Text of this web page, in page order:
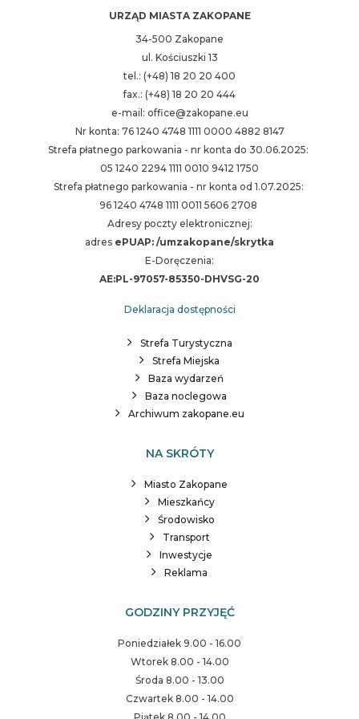
URZĄD MIASTA ZAKOPANE
34-500 Zakopane
ul. Kościuszki 13
tel.: (+48) 18 20 20 400
fax.: (+48) 18 20 20 444
e-mail: office@zakopane.eu
Nr konta: 76 1240 4748 1111 0000 4882 8147
Strefa płatnego parkowania - nr konta do 30.06.2025:
05 1240 2294 1111 0010 9412 1750
Strefa płatnego parkowania - nr konta od 1.07.2025:
96 1240 4748 1111 0011 5606 2708
Adresy poczty elektronicznej:
adres ePUAP: /umzakopane/skrytka
E-Doręczenia:
AE:PL-97057-85350-DHVSG-20
Deklaracja dostępności
Strefa Turystyczna
Strefa Miejska
Baza wydarzeń
Baza noclegowa
Archiwum zakopane.eu
NA SKRÓTY
Miasto Zakopane
Mieszkańcy
Środowisko
Transport
Inwestycje
Reklama
GODZINY PRZYJĘĆ
Poniedziałek 9.00 - 16.00
Wtorek 8.00 - 14.00
Środa 8.00 - 13.00
Czwartek 8.00 - 14.00